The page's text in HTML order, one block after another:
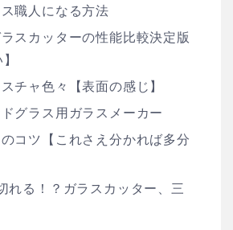
職人になる方法
ラスカッターの性能比較決定版
チャ色々【表面の感じ】
グラス用ガラスメーカー
コツ【これさえ分かれば多分
れる！？ガラスカッター、三